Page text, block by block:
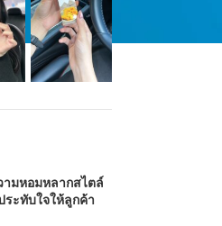
ามหอมหลากสไตล์
ระทับใจให้ลูกค้า